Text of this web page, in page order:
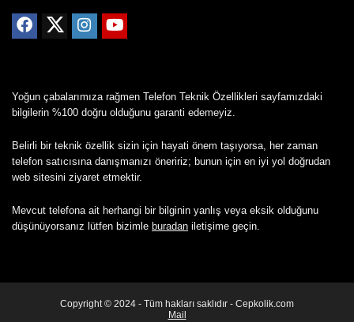
Yoğun çabalarımıza rağmen Telefon Teknik Özellikleri sayfamızdaki
bilgilerin %100 doğru olduğunu garanti edemeyiz.
Belirli bir teknik özellik sizin için hayati önem taşıyorsa, her zaman
telefon satıcısına danışmanızı öneririz; bunun için en iyi yol doğrudan
web sitesini ziyaret etmektir.
Mevcut telefona ait herhangi bir bilginin yanlış veya eksik olduğunu
düşünüyorsanız lütfen bizimle buradan iletişime geçin.
Copyright © 2024 - Tüm hakları saklıdır - Cepkolik.com
Mail